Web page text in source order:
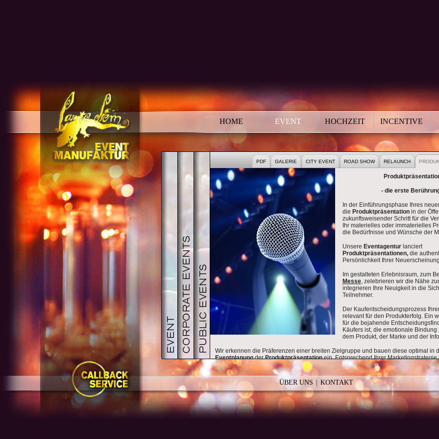
HOME EVENT
EVENT SERVICE
GALERIE
PDF
CORPORATE EVENT
ERÖFFNUNG / KICK
JUBILÄUM
BETRIEBSFEIER
TEAMBUILDING
GALERIE
PDF
PUBLIC EVENTS
RELAUNCH
ROAD SHOW
CITY EVENT
GALERIE
PDF
HOCHZEIT INCENTIVE
- die erste
In der Einführungsphase Ihres
die Produktpräsentationin der
zukunftsweisender Schritt für die
Ihr materielles oder immaterielles
die Bedürfnisse und Wünsche der
Unsere Eventagenturlanciert
Produktpräsentationen,die
Persönlichkeit Ihrer
Im gestalteten Erlebnisraum, zum
Messe, zelebrieren wir die Nähe
integrieren Ihre Neuigkeit in die
Teilnehmer.
Der Kaufentscheidungsprozess
relevant für den Produkterfolg. Ein
für die bejahende
Käufers ist, die emotionale Bindung
dem Produkt, der Marke und der
Wir erkennen die Präferenzen einer breiten Zielgruppe und bauen diese optimal in
EventplanungderProduktpräsentationein. Entsprechend Ihrer Marketingstrategie
Event Serviceeine effiziente Eventstrategie.
Dieser
verknüpft Ihre Marke mit der neuen Botschaft und integriert Ihre
ein imagereiches
Event.
Die erste Berührung Ihres Produktes mit dem potentiellen Kaufpublikum verankert
Eventagenturauf derVeranstaltunglangfristig in deren Erinnerungsvermögen. Die
unvergesslichen emotionalen Impressionen bei der Produktpräsentation wecken
ÜBER UNS KONTAKT